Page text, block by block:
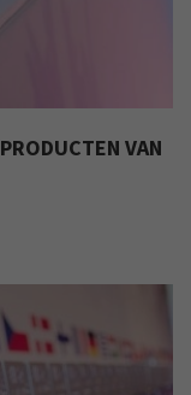
VAN